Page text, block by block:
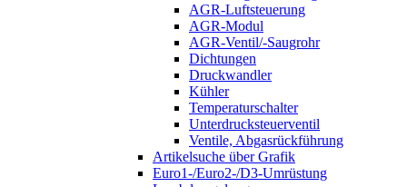
AGR-Luftsteuerung
AGR-Modul
AGR-Ventil/-Saugrohr
Dichtungen
Druckwandler
Kühler
Temperaturschalter
Unterdrucksteuerventil
Ventile, Abgasrückführung
Artikelsuche über Grafik
Euro1-/Euro2-/D3-Umrüstung